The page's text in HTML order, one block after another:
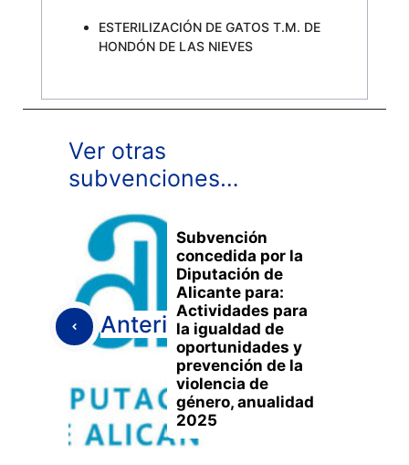
ESTERILIZACIÓN DE GATOS T.M. DE
HONDÓN DE LAS NIEVES
Ver otras
subvenciones…
Anterior
Subvención
concedida por la
Diputación de
Alicante para:
Actividades para
la igualdad de
oportunidades y
prevención de la
violencia de
género, anualidad
2025